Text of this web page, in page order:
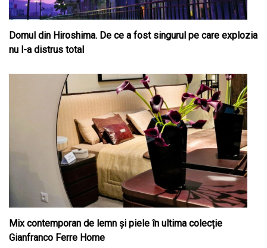
Domul din Hiroshima. De ce a fost singurul pe care explozia
nu l-a distrus total
Mix contemporan de lemn şi piele în ultima colecție
Gianfranco Ferre Home